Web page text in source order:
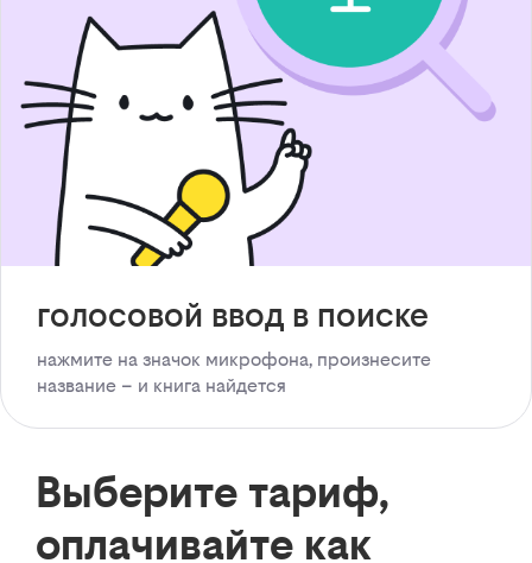
голосовой ввод в поиске
нажмите на значок микрофона, произнесите
название – и книга найдется
Выберите тариф,
оплачивайте как